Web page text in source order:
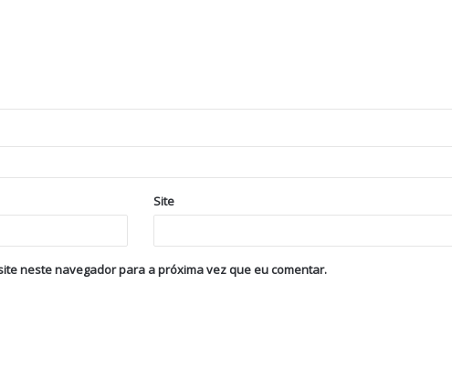
Site
neste navegador para a próxima vez que eu comentar.